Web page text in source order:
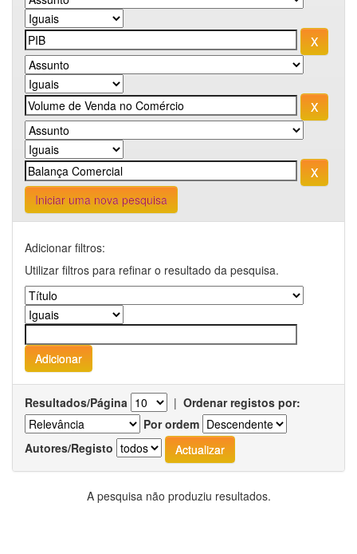
Iniciar uma nova pesquisa
Adicionar filtros:
Utilizar filtros para refinar o resultado da pesquisa.
Resultados/Página | Ordenar registos por:
Por ordem
Autores/Registo
A pesquisa não produziu resultados.